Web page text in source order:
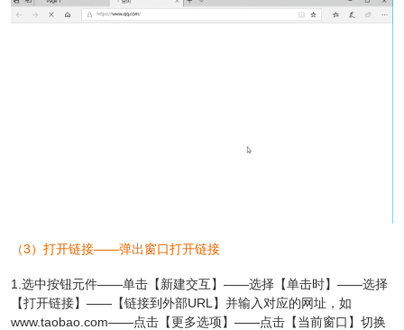
（3）打开链接——弹出窗口打开链接
1.选中按钮元件——单击【新建交互】——选择【单击时】——选择
【打开链接】——【链接到外部URL】并输入对应的网址，如
www.taobao.com——点击【更多选项】——点击【当前窗口】切换